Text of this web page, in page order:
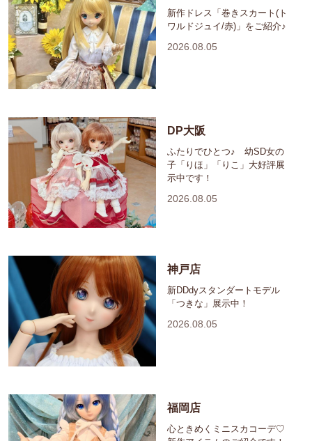
新作ドレス「巻きスカート(ト
ワルドジュイ/赤)」をご紹介♪
2026.08.05
DP大阪
ふたりでひとつ♪ 幼SD女の
子「りほ」「りこ」大好評展
示中です！
2026.08.05
神戸店
新DDdyスタンダートモデル
「つきな」展示中！
2026.08.05
福岡店
心ときめくミニスカコーデ♡